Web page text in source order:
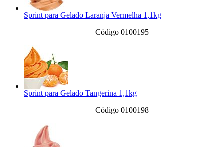
Sprint para Gelado Laranja Vermelha 1,1kg
Código 0100195
Sprint para Gelado Tangerina 1,1kg
Código 0100198